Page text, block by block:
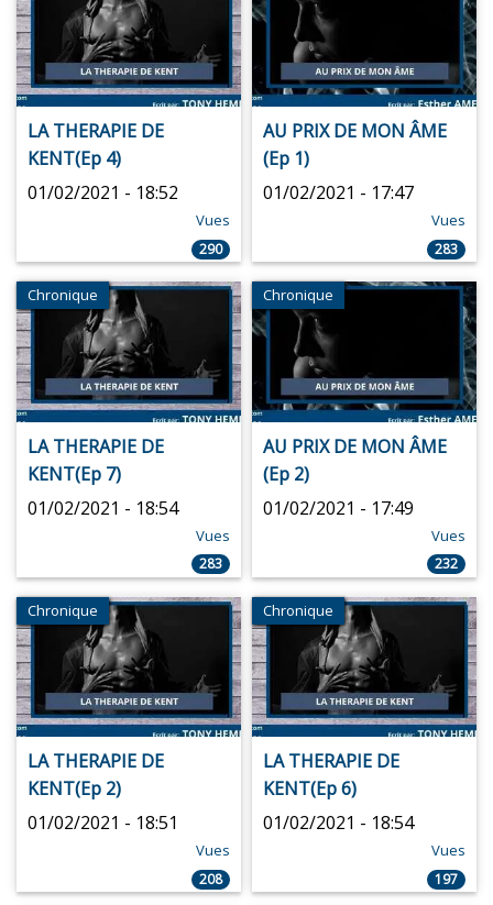
LA THERAPIE DE
KENT(Ep 4)
01/02/2021 - 18:52
Vues
290
AU PRIX DE MON ÂME
(Ep 1)
01/02/2021 - 17:47
Vues
283
Chronique
LA THERAPIE DE
KENT(Ep 7)
01/02/2021 - 18:54
Vues
283
Chronique
AU PRIX DE MON ÂME
(Ep 2)
01/02/2021 - 17:49
Vues
232
Chronique
LA THERAPIE DE
KENT(Ep 2)
01/02/2021 - 18:51
Vues
208
Chronique
LA THERAPIE DE
KENT(Ep 6)
01/02/2021 - 18:54
Vues
197